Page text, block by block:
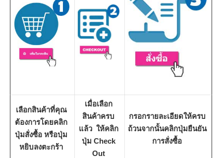
เลือกสินค้าที่คุณ
ต้องการโดยคลิก
ปุ่มสั่งซื้อ หรือปุ่ม
หยิบลงตะกร้า
เมื่อเลือก
สินค้าครบ
แล้ว ให้คลิก
ปุ่ม Check
Out
กรอกรายละเอียดให้ครบ
ถ้วนจากนั้นคลิกปุ่มยืนยัน
การสั่งซื้อ